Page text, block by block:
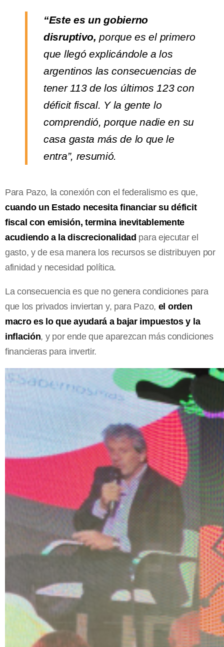
“Este es un gobierno
disruptivo, porque es el primero
que llegó explicándole a los
argentinos las consecuencias de
tener 113 de los últimos 123 con
déficit fiscal. Y la gente lo
comprendió, porque nadie en su
casa gasta más de lo que le
entra”, resumió.
Para Pazo, la conexión con el federalismo es que,
cuando un Estado necesita financiar su déficit
fiscal con emisión, termina inevitablemente
acudiendo a la discrecionalidad para ejecutar el
gasto, y de esa manera los recursos se distribuyen por
afinidad y necesidad política.
La consecuencia es que no genera condiciones para
que los privados inviertan y, para Pazo, el orden
macro es lo que ayudará a bajar impuestos y la
inflación, y por ende que aparezcan más condiciones
financieras para invertir.